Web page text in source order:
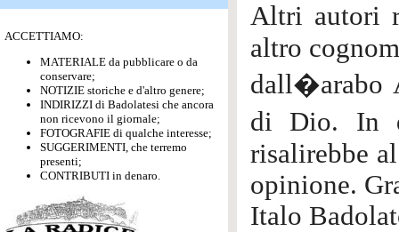
ACCETTIAMO:
MATERIALE da pubblicare o da
conservare;
NOTIZIE storiche e d'altro genere;
INDIRIZZI di Badolatesi che ancora
non ricevono il giornale;
FOTOGRAFIE di qualche interesse;
SUGGERIMENTI, che terremo
presenti;
CONTRIBUTI in denaro.
Altri autori
altro
dall�arabo
di Dio. In
risalirebbe
opinione.
Italo